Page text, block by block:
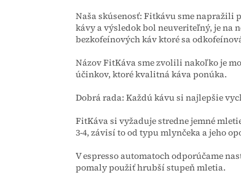
Naša skúsenosť: Fitkávu sme napražili
kávy a výsledok bol neuveriteľný, je na
bezkofeínových káv ktoré sa
Názov FitKáva sme zvolili nakoľko je
účinkov, ktoré kvalitná káva ponúka.
Dobrá rada: Každú kávu si najlepšie
FitKáva si vyžaduje stredne jemné
3-4, závisí to od typu mlynčeka a jeho
V espresso automatoch odporúčame
pomaly použiť hrubší stupeň mletia.